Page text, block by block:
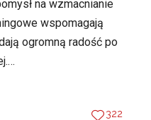
na wzmacnianie
wspomagają
ogromną radość po
322